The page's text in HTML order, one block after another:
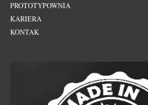
PROTOTYPOWNIA
KARIERA
KONTAK